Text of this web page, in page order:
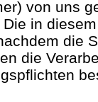
von uns
in
die
die